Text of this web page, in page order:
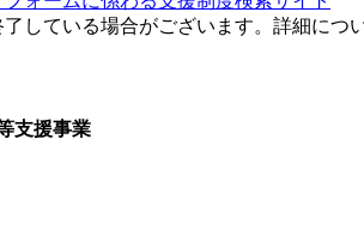
している場合がございます。詳細につ
支援事業